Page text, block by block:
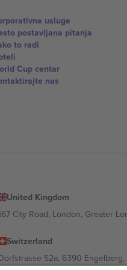
usluge
postavljana pitanja
to radi
Cup centar
nas
United Kingdom
City Road, London, Greater
Switzerland
52a, 6390 Engelberg,